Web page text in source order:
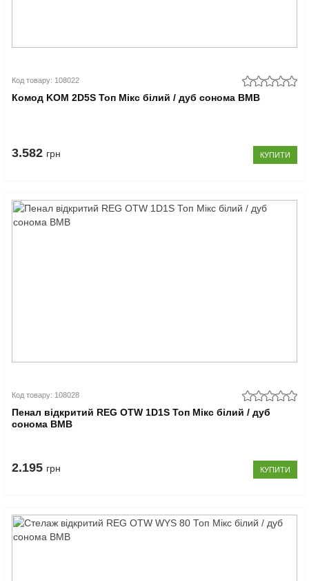
Код товару: 108022
Комод KOM 2D5S Топ Мікс білий / дуб сонома ВМВ
3.582 грн КУПИТИ
Код товару: 108028
Пенал відкритий REG OTW 1D1S Топ Мікс білий / дуб
сонома ВМВ
2.195 грн КУПИТИ